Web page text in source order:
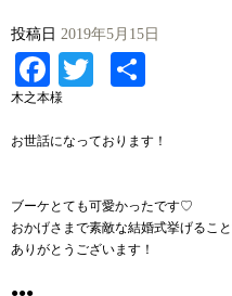
投稿日 2019年5月15日
Facebook
Twitter
木之本様
お世話になっております！
ブーケとても可愛かったです♡︎
おかげさまで素敵な結婚式挙げるこ
ありがとうございます！